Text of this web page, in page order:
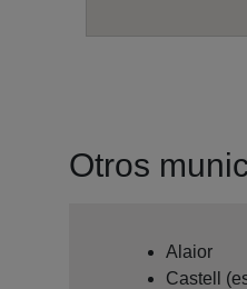
Otros
Alaior
Castell